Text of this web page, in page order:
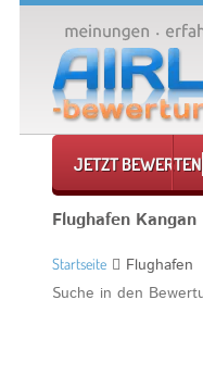
JETZT BEWERTEN
Flughafen Kangan
Startseite
Flughafen